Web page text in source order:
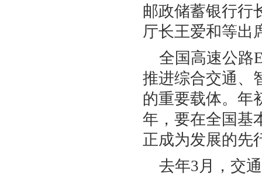
邮政储蓄银行行
厅长王爱和等出
全国高速公路
推进综合交通、
的重要载体。年
年，要在全国基
正成为发展的先
去年3月，交